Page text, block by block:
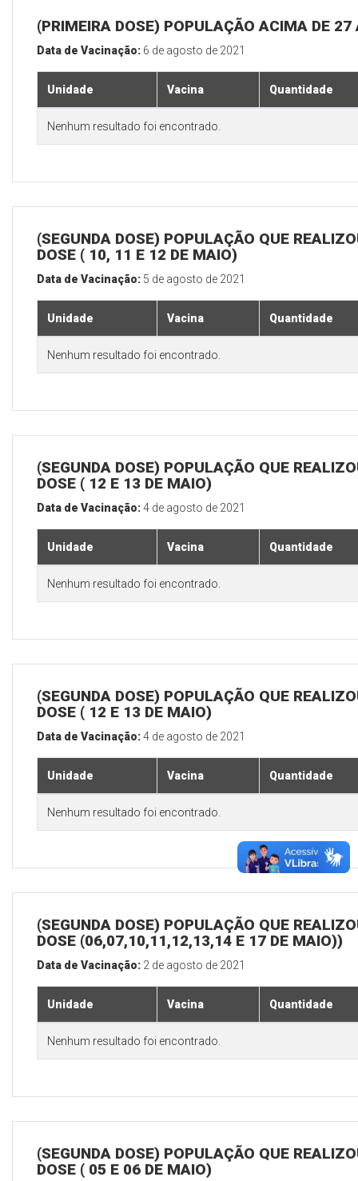
(PRIMEIRA DOSE) POPULAÇÃO ACIMA DE 27
Data de Vacinação: 6 de agosto de 2021
Unidade Vacina Quantidade
Nenhum resultado foi encontrado.
(SEGUNDA DOSE) POPULAÇÃO QUE
DOSE ( 10, 11 E 12 DE MAIO)
Data de Vacinação: 5 de agosto de 2021
Unidade Vacina Quantidade
Nenhum resultado foi encontrado.
(SEGUNDA DOSE) POPULAÇÃO QUE
DOSE ( 12 E 13 DE MAIO)
Data de Vacinação:4 de agosto de 2021
Unidade Vacina Quantidade
Nenhum resultado foi encontrado.
(SEGUNDA DOSE) POPULAÇÃO QUE
DOSE ( 12 E 13 DE MAIO)
Data de Vacinação:4 de agosto de 2021
Unidade Vacina Quantidade
Nenhum resultado foi encontrado.
(SEGUNDA DOSE) POPULAÇÃO QUE
DOSE (06,07,10,11,12,13,14 E 17 DE MAIO))
Data de Vacinação: 2 de agosto de 2021
Unidade Vacina Quantidade
Nenhum resultado foi encontrado.
(SEGUNDA DOSE) POPULAÇÃO QUE
DOSE ( 05 E 06 DE MAIO)